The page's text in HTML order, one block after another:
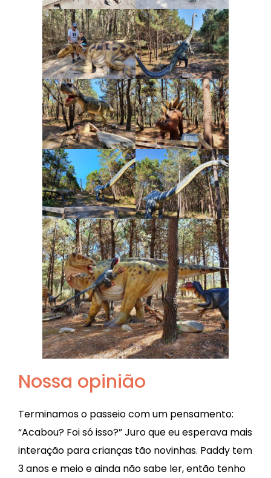
Nossa opinião
Terminamos o passeio com um pensamento:
“Acabou? Foi só isso?” Juro que eu esperava mais
interação para crianças tão novinhas. Paddy tem
3 anos e meio e ainda não sabe ler, então tenho